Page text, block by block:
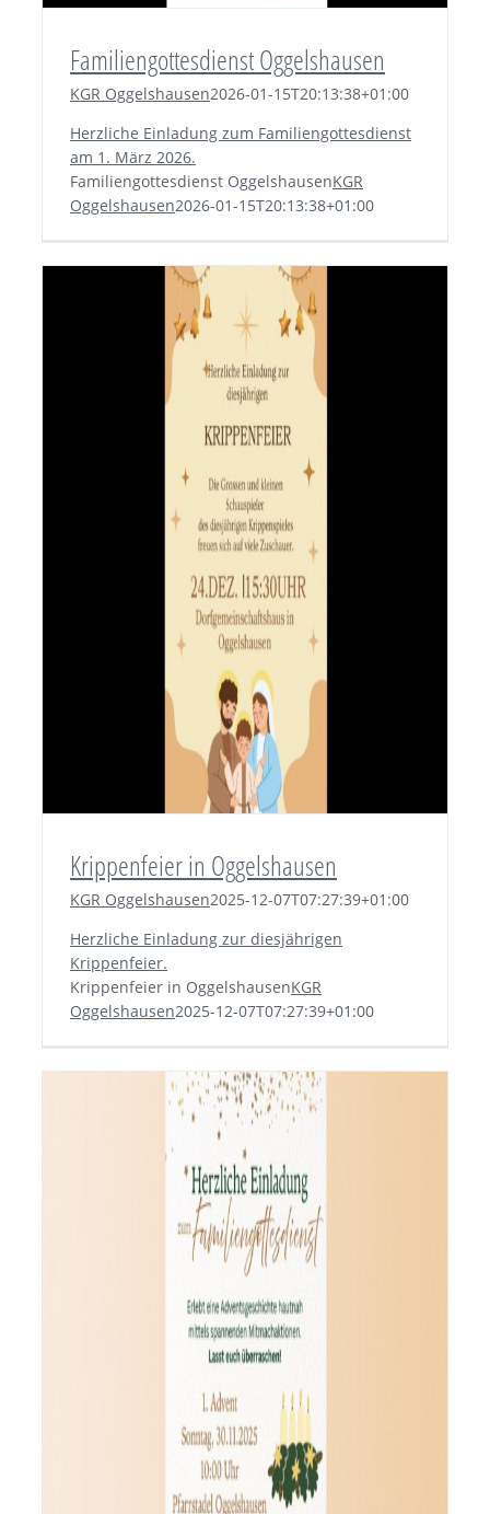
Familiengottesdienst Oggelshausen
KGR Oggelshausen2026-01-15T20:13:38+01:00
Herzliche Einladung zum Familiengottesdienst
am 1. März 2026.
Familiengottesdienst OggelshausenKGR
Oggelshausen2026-01-15T20:13:38+01:00
Krippenfeier in Oggelshausen
KGR Oggelshausen2025-12-07T07:27:39+01:00
Herzliche Einladung zur diesjährigen
Krippenfeier.
Krippenfeier in OggelshausenKGR
Oggelshausen2025-12-07T07:27:39+01:00